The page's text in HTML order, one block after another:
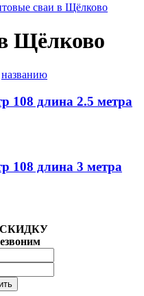
сваи в Щёлково
Щёлково
названию
108 длина 2.5 метра
108 длина 3 метра